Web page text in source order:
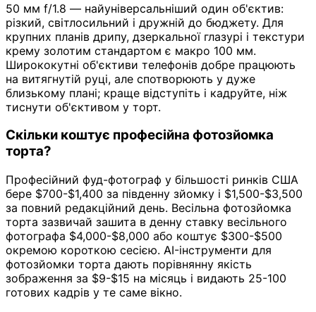
50 мм f/1.8 — найуніверсальніший один об'єктив:
різкий, світлосильний і дружній до бюджету. Для
крупних планів дрипу, дзеркальної глазурі і текстури
крему золотим стандартом є макро 100 мм.
Ширококутні об'єктиви телефонів добре працюють
на витягнутій руці, але спотворюють у дуже
близькому плані; краще відступіть і кадруйте, ніж
тиснути об'єктивом у торт.
Скільки коштує професійна фотозйомка
торта?
Професійний фуд-фотограф у більшості ринків США
бере $700-$1,400 за південну зйомку і $1,500-$3,500
за повний редакційний день. Весільна фотозйомка
торта зазвичай зашита в денну ставку весільного
фотографа $4,000-$8,000 або коштує $300-$500
окремою короткою сесією. AI-інструменти для
фотозйомки торта дають порівнянну якість
зображення за $9-$15 на місяць і видають 25-100
готових кадрів у те саме вікно.